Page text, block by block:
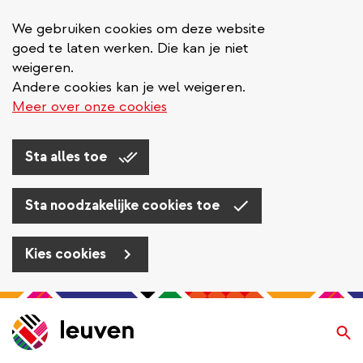
We gebruiken cookies om deze website
goed te laten werken. Die kan je niet
weigeren.
Andere cookies kan je wel weigeren.
Meer over onze cookies
Sta alles toe
Sta noodzakelijke cookies toe
Kies cookies
Overslaan
en
naar